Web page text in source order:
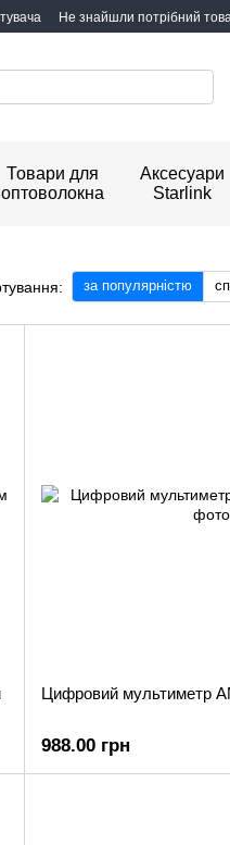
Не знайшли потрібний
Товари для
оптоволокна
Аксесуари
Starlink
за популярністю
Цифровий мультиметр
988.00 грн